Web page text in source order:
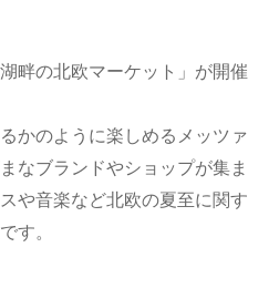
畔の北欧マーケット」が開催
かのように楽しめるメッツァ
なブランドやショップが集ま
や音楽など北欧の夏至に関す
す。